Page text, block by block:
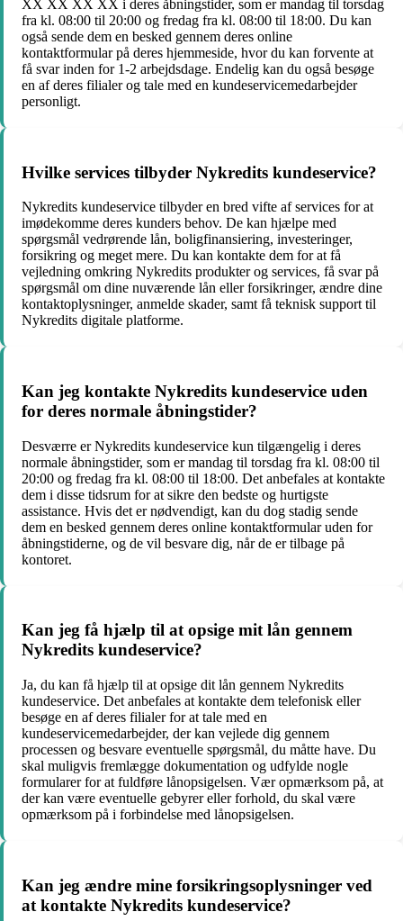
XX XX XX XX i deres åbningstider, som er mandag til torsdag
fra kl. 08:00 til 20:00 og fredag fra kl. 08:00 til 18:00. Du kan
også sende dem en besked gennem deres online
kontaktformular på deres hjemmeside, hvor du kan forvente at
få svar inden for 1-2 arbejdsdage. Endelig kan du også besøge
en af deres filialer og tale med en kundeservicemedarbejder
personligt.
Hvilke services tilbyder Nykredits kundeservice?
Nykredits kundeservice tilbyder en bred vifte af services for at
imødekomme deres kunders behov. De kan hjælpe med
spørgsmål vedrørende lån, boligfinansiering, investeringer,
forsikring og meget mere. Du kan kontakte dem for at få
vejledning omkring Nykredits produkter og services, få svar på
spørgsmål om dine nuværende lån eller forsikringer, ændre dine
kontaktoplysninger, anmelde skader, samt få teknisk support til
Nykredits digitale platforme.
Kan jeg kontakte Nykredits kundeservice uden
for deres normale åbningstider?
Desværre er Nykredits kundeservice kun tilgængelig i deres
normale åbningstider, som er mandag til torsdag fra kl. 08:00 til
20:00 og fredag fra kl. 08:00 til 18:00. Det anbefales at kontakte
dem i disse tidsrum for at sikre den bedste og hurtigste
assistance. Hvis det er nødvendigt, kan du dog stadig sende
dem en besked gennem deres online kontaktformular uden for
åbningstiderne, og de vil besvare dig, når de er tilbage på
kontoret.
Kan jeg få hjælp til at opsige mit lån gennem
Nykredits kundeservice?
Ja, du kan få hjælp til at opsige dit lån gennem Nykredits
kundeservice. Det anbefales at kontakte dem telefonisk eller
besøge en af deres filialer for at tale med en
kundeservicemedarbejder, der kan vejlede dig gennem
processen og besvare eventuelle spørgsmål, du måtte have. Du
skal muligvis fremlægge dokumentation og udfylde nogle
formularer for at fuldføre lånopsigelsen. Vær opmærksom på, at
der kan være eventuelle gebyrer eller forhold, du skal være
opmærksom på i forbindelse med lånopsigelsen.
Kan jeg ændre mine forsikringsoplysninger ved
at kontakte Nykredits kundeservice?